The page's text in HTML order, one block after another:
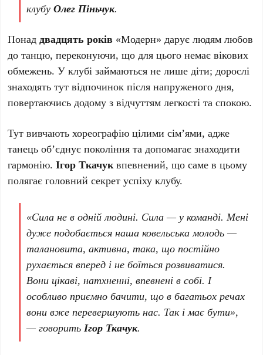
клубуОлег Піньчук.
Понаддвадцять років «Модерн» дарує людям любов
до танцю, переконуючи, що для цього немає вікових
обмежень. У клубі займаються не лише діти; дорослі
знаходять тут відпочинок після напруженого дня,
повертаючись додому з відчуттям легкості та спокою.
Тут вивчають хореографію цілими сім’ями, адже
танець об’єднує покоління та допомагає знаходити
гармонію.Ігор Ткачуквпевнений, що саме в цьому
полягає головний секрет успіху клубу.
«Сила не в одній людині. Сила — у команді. Мені
дуже подобається наша ковельська молодь —
талановита, активна, така, що постійно
рухається вперед і не боїться розвиватися.
Вони цікаві, натхненні, впевнені в собі. І
особливо приємно бачити, що в багатьох речах
вони вже перевершують нас. Так і має бути»,
— говоритьІгор Ткачук.